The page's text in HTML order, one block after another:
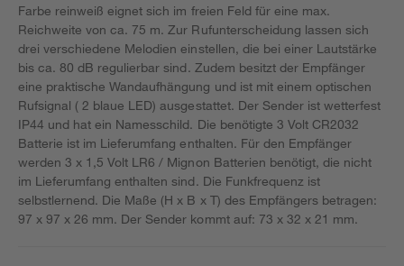
Farbe reinweiß eignet sich im freien Feld für eine max.
Reichweite von ca. 75 m. Zur Rufunterscheidung lassen sich
drei verschiedene Melodien einstellen, die bei einer Lautstärke
bis ca. 80 dB regulierbar sind. Zudem besitzt der Empfänger
eine praktische Wandaufhängung und ist mit einem optischen
Rufsignal ( 2 blaue LED) ausgestattet. Der Sender ist wetterfest
IP44 und hat ein Namesschild. Die benötigte 3 Volt CR2032
Batterie ist im Lieferumfang enthalten. Für den Empfänger
werden 3 x 1,5 Volt LR6 / Mignon Batterien benötigt, die nicht
im Lieferumfang enthalten sind. Die Funkfrequenz ist
selbstlernend. Die Maße (H x B x T) des Empfängers betragen:
97 x 97 x 26 mm. Der Sender kommt auf: 73 x 32 x 21 mm.